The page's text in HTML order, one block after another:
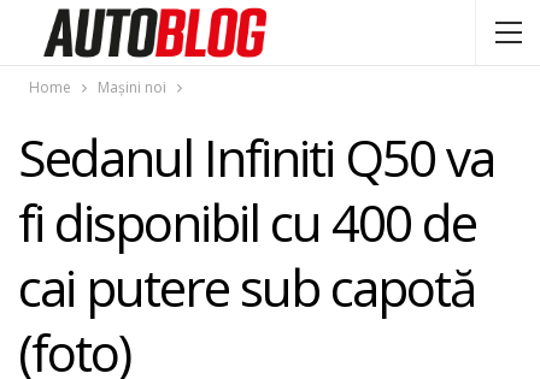
Home Mașini noi
Sedanul Infiniti Q50 va
fi disponibil cu 400 de
cai putere sub capotă
(foto)